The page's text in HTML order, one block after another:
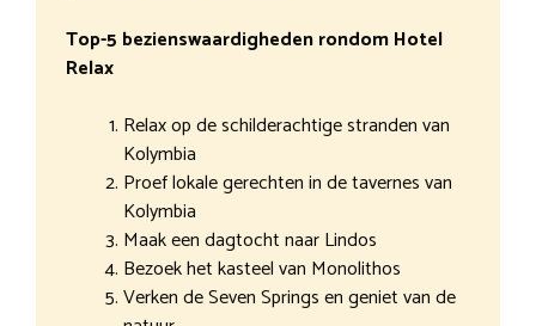
Top-5 bezienswaardigheden rondom Hotel
Relax
Relax op de schilderachtige stranden van
Kolymbia
Proef lokale gerechten in de tavernes van
Kolymbia
Maak een dagtocht naar Lindos
Bezoek het kasteel van Monolithos
Verken de Seven Springs en geniet van de